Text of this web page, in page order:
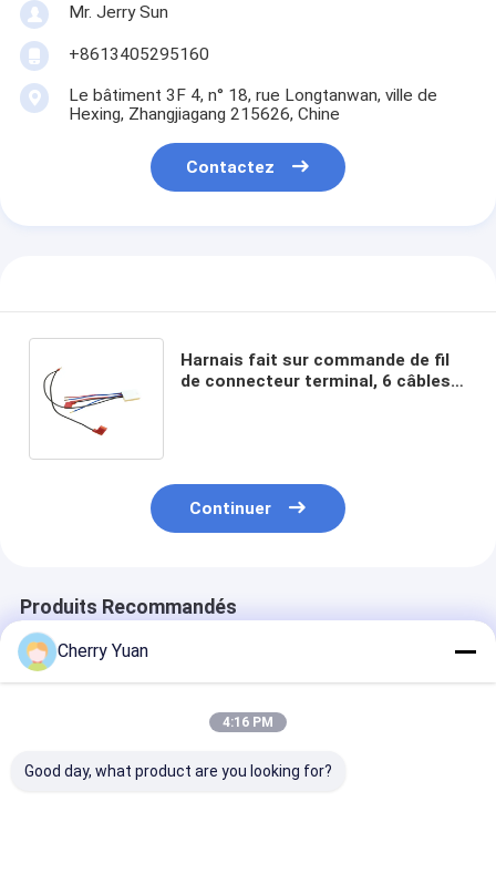
Mr. Jerry Sun
+8613405295160
Le bâtiment 3F 4, n° 18, rue Longtanwan, ville de
Hexing, Zhangjiagang 215626, Chine
Contactez
Harnais fait sur commande de fil
de connecteur terminal, 6 câbles
Continuer
Produits Recommandés
Cherry Yuan
4:16 PM
Good day, what product are you looking for?